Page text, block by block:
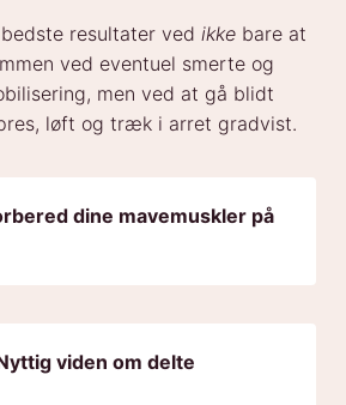
resultater ved ikke bare at
ved eventuel smerte og
men ved at gå blidt
løft og træk i arret gradvist.
dine mavemuskler på
viden om delte